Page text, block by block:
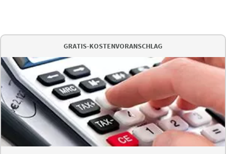
GRATIS-KOSTENVORANSCHLAG